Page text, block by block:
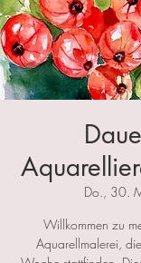
Do., 30.
Willkommen zu
Aquarellmalerei,